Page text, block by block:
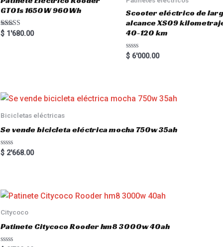
GT01s 1650W 960Wh
Rated
5.00
$ 1'680.00
Scooter eléctrico de
alcance XS09
40-120 km
R
a
o
u
5
$6'000.00
Bicicletas eléctricas
Se vende bicicleta eléctrica mocha 750w 35ah
R
a
o
u
o
f
5
$ 2'668.00
Citycoco
Patinete Citycoco Rooder hm8 3000w 40ah